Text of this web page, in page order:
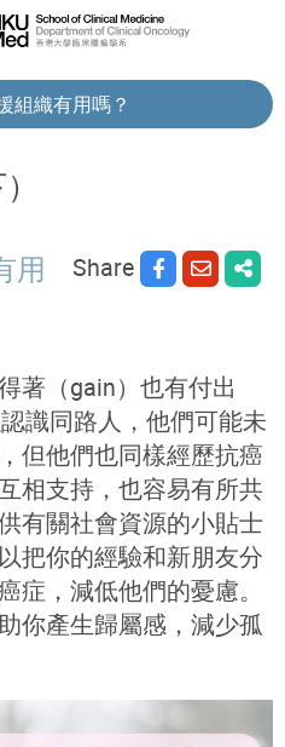
組織有用嗎？
Share
用
著（gain）也有付出
識同路人，他們可能未
但他們也同樣經歷抗癌
相支持，也容易有所共
有關社會資源的小貼士
把你的經驗和新朋友分
症，減低他們的憂慮。
你產生歸屬感，減少孤